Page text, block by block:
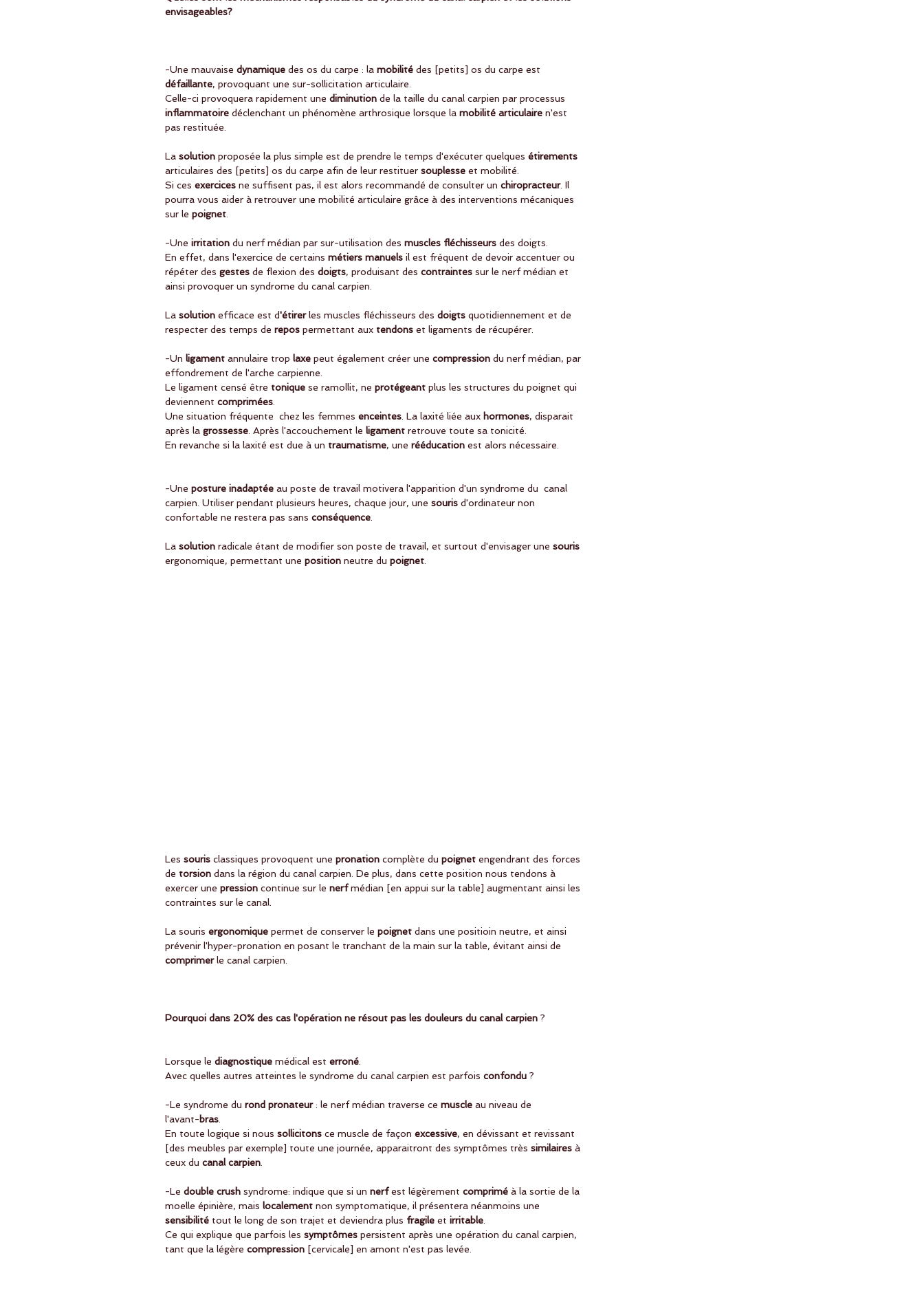
envisageables?
-Une mauvaise dynamique des os du carpe : la mobilité des [petits] os du carpe est
défaillante, provoquant une sur-sollicitation articulaire.
Celle-ci provoquera rapidement une diminution de la taille du canal carpien par processus
inflammatoire déclenchant un phénomène arthrosique lorsque la mobilité articulaire n'est
pas restituée.
La solution proposée la plus simple est de prendre le temps d'exécuter quelques étirements
articulaires des [petits] os du carpe afin de leur restituer souplesse et mobilité.
Si ces exercices ne suffisent pas, il est alors recommandé de consulter un chiropracteur. Il
pourra vous aider à retrouver une mobilité articulaire grâce à des interventions mécaniques
sur le poignet
-Une irritation du nerf médian par sur-utilisation des muscles fléchisseurs des doigts.
En effet, dans l'exercice de certains métiers manuels il est fréquent de devoir accentuer ou
répéter des gestes de flexion des doigts, produisant des contraintes sur le nerf médian et
ainsi provoquer un syndrome du canal carpien.
La solution efficace est d'étirer les muscles fléchisseurs des doigts quotidiennement et de
respecter des temps de repos permettant aux tendons et ligaments de récupérer.
-Un ligament annulaire trop laxe peut également créer une compression du nerf médian, par
effondrement de l'arche carpienne.
Le ligament censé être tonique se ramollit, ne protégeant plus les structures du poignet qui
deviennent comprimées
Une situation fréquente  chez les femmes enceintes . La laxité liée aux hormones, disparait
après la grossesse . Après l'accouchement le ligament retrouve toute sa tonicité.
En revanche si la laxité est due à un traumatisme, une rééducation est alors nécessaire.
-Une posture inadaptée au poste de travail motivera l'apparition d'un syndrome du  canal
carpien. Utiliser pendant plusieurs heures, chaque jour, une souris d'ordinateur non
confortable ne restera pas sans conséquence
La solution radicale étant de modifier son poste de travail, et surtout d'envisager une souris
ergonomique, permettant une position neutre du poignet
Les souris classiques provoquent une pronation complète du poignet engendrant des forces
de torsion dans la région du canal carpien. De plus, dans cette position nous tendons à
exercer une pression continue sur le nerf médian [en appui sur la table] augmentant ainsi les
contraintes sur le canal.
La souris ergonomique permet de conserver le poignet dans une positioin neutre, et ainsi
prévenir l'hyper-pronation en posant le tranchant de la main sur la table, évitant ainsi de
comprimer le canal carpien.
Pourquoi dans 20% des cas l'opération ne résout pas les douleurs du canal carpien ?
Lorsque le diagnostique médical est erroné
Avec quelles autres atteintes le syndrome du canal carpien est parfois confondu ?
-Le syndrome du rond pronateur : le nerf médian traverse ce muscle au niveau de
l'avant-bras
En toute logique si nous sollicitons ce muscle de façon excessive, en dévissant et revissant
[des meubles par exemple] toute une journée, apparaitront des symptômes très similaires à
ceux du canal carpien
-Le double crush syndrome: indique que si un nerf est légèrement comprimé à la sortie de la
moelle épinière, mais localement non symptomatique, il présentera néanmoins une
sensibilité tout le long de son trajet et deviendra plus fragile et irritable
Ce qui explique que parfois les symptômes persistent après une opération du canal carpien,
tant que la légère compression [cervicale] en amont n'est pas levée.